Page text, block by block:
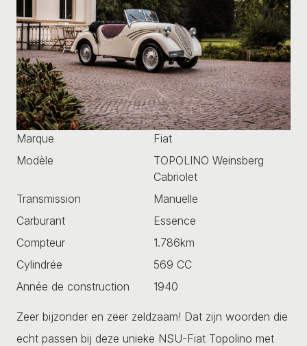
Marque
Fiat
Modèle
TOPOLINO Weinsberg
Cabriolet
Transmission
Manuelle
Carburant
Essence
Compteur
1.786km
Cylindrée
569 CC
Année de construction
1940
Zeer bijzonder en zeer zeldzaam! Dat zijn woorden die
echt passen bij deze unieke NSU-Fiat Topolino met